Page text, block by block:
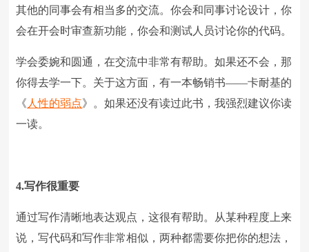
其他的同事会有相当多的交流。你会和同事讨论设计，你
会在开会时审查新功能，你会和测试人员讨论你的代码。
学会委婉和圆通，在交流中非常有帮助。如果还不会，那
你得去学一下。关于这方面，有一本畅销书——卡耐基的
《 人性的弱点》。如果还没有读过此书，我强烈建议你读
一读。
4.写作很重要
通过写作清晰地表达观点，这很有帮助。从某种程度上来
说，写代码和写作非常相似，两种都需要你把你的想法，